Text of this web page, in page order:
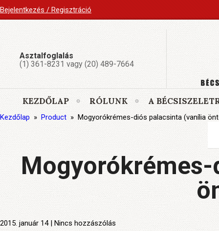
Bejelentkezés / Regisztráció
Asztalfoglalás
(1) 361-8231 vagy (20) 489-7664
KEZDŐLAP RÓLUNK A
Kezdőlap » Product » Mogyorókrémes-diós palacsinta (vanília
2015. január 14 | Nincs hozzászólás